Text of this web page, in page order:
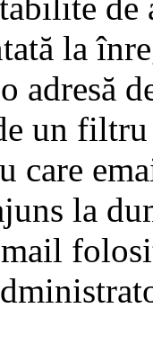
la
adresă
un
care
la